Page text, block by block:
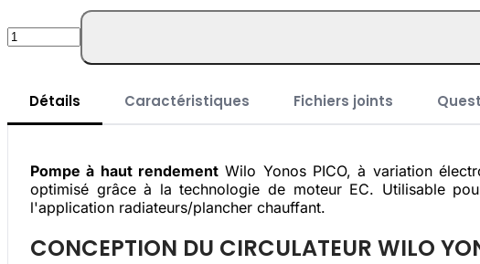
Quantité
Détails Caractéristiques Fichiers joints
Pompe à haut rendementWilo Yonos PICO, à variation
optimisé grâce à la technologie de moteur EC. Utilisable
l'application radiateurs/plancher chauffant.
CONCEPTION DU CIRCULATEUR WILO